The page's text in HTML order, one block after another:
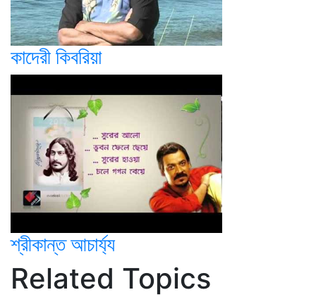
কাদেরী কিবরিয়া
শ্রীকান্ত আচার্য্য
Related Topics